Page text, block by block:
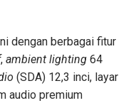
dengan berbagai fitur
, ambient lighting 64
(SDA) 12,3 inci, layar
audio premium